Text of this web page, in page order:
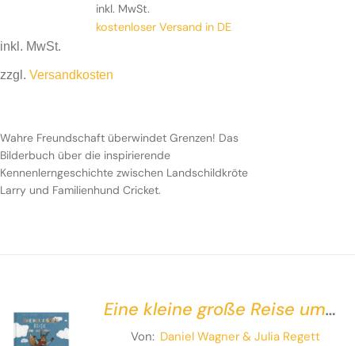
inkl. MwSt.
kostenloser Versand in DE
inkl. MwSt.
zzgl. Versandkosten
zwischen Landschildkröte Larry und Familienhund
Cricket.
Wahre Freundschaft überwindet Grenzen! Das
Bilderbuch über die inspirierende
Kennenlerngeschichte zwischen Landschildkröte
Larry und Familienhund Cricket.
Eine kleine große Reise um
die Welt
Von: Daniel Wagner& Julia Regett